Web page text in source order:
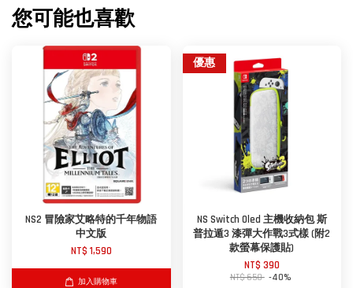
您可能也喜歡
NS2 冒險家艾略特的千年物語
中文版
NT$ 1,590
加入購物車
優惠
NS Switch Oled 主機收納包 斯
普拉遁3 漆彈大作戰3式樣 (附2
款螢幕保護貼)
NT$ 390
NT$ 650 -40%